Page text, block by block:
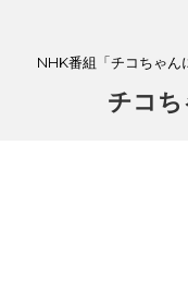
NHK番組「チコちゃん
チコち